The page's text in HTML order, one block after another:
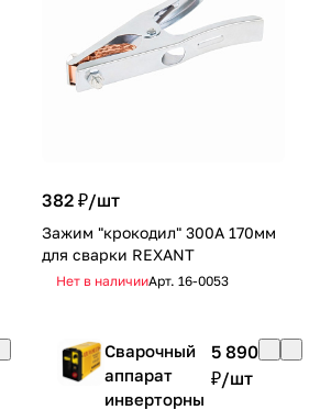
382 ₽/шт
Зажим "крокодил" 300А 170мм
для сварки REXANT
Нет в наличииАрт.16-0053
Сварочный
аппарат
инверторны
5 890
₽/шт